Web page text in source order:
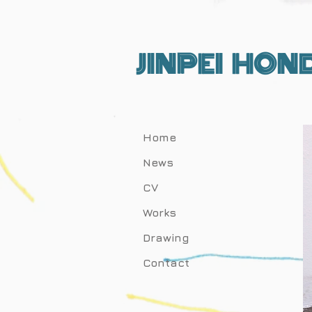
JINPEI
Home
News
CV
Works
Drawing
Contact